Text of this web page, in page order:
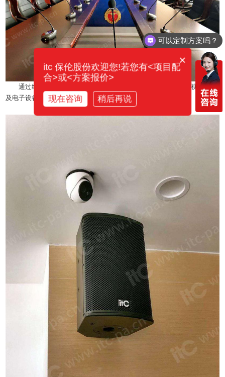
通过结合使用 itc中控系统，实现一键操控整个会议室内的音视频设备
及电子设备，如：无纸化终端、灯光、投影仪、空调等。
可以定制方案吗？
你们电话多少？
×
itc 保伦股份欢迎您!若您有<项目配
合>或<方案报价>
现在咨询 稍后再说